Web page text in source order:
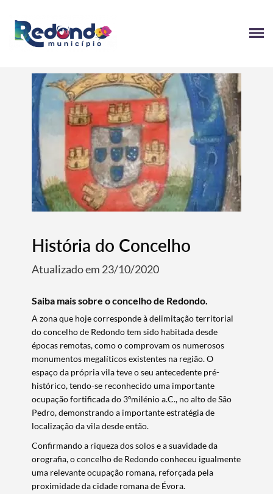
História do Concelho
Atualizado em 23/10/2020
Saiba mais sobre o concelho de Redondo.
​A zona que hoje corresponde à delimitação territorial
do concelho de Redondo tem sido habitada desde
épocas remotas, como o comprovam os numerosos
monumentos megalíticos existentes na região. O
espaço da própria vila teve o seu antecedente pré-
histórico, tendo-se reconhecido uma importante
ocupação fortificada do 3ºmilénio a.C., no alto de São
Pedro, demonstrando a importante estratégia de
localização da vila desde então.
Confirmando a riqueza dos solos e a suavidade da
orografia, o concelho de Redondo conheceu igualmente
uma relevante ocupação romana, reforçada pela
proximidade da cidade romana de Évora.